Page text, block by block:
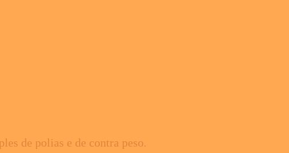
de polias e de contra peso.